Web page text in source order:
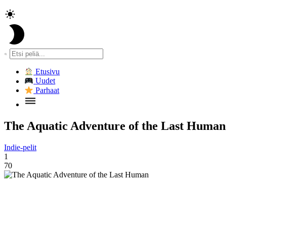
Etusivu
Uudet
Parhaat
The Aquatic Adventure of the Last Human
Indie-pelit
1
70